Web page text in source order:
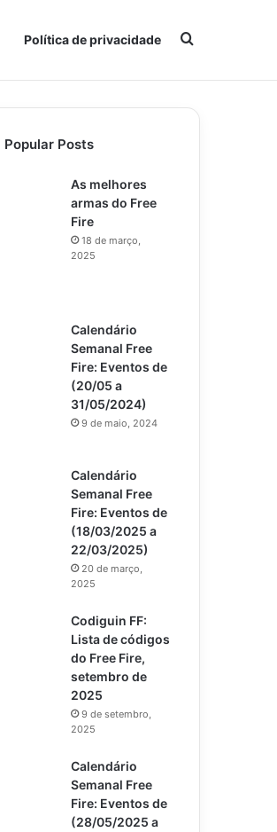
Política de privacidade Procurar por
Popular Posts
As melhores
armas do Free
Fire
18 de março,
2025
Calendário
Semanal Free
Fire: Eventos de
(20/05 a
31/05/2024)
9 de maio, 2024
Calendário
Semanal Free
Fire: Eventos de
(18/03/2025 a
22/03/2025)
20 de março,
2025
Codiguin FF:
Lista de códigos
do Free Fire,
setembro de
2025
9 de setembro,
2025
Calendário
Semanal Free
Fire: Eventos de
(28/05/2025 a